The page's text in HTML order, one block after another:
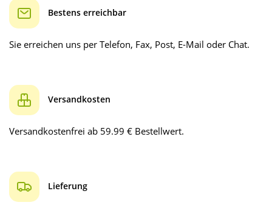
Bestens erreichbar
Sie erreichen uns per Telefon, Fax, Post, E-Mail oder Chat.
Versandkosten
Versandkostenfrei ab 59.99 € Bestellwert.
Lieferung